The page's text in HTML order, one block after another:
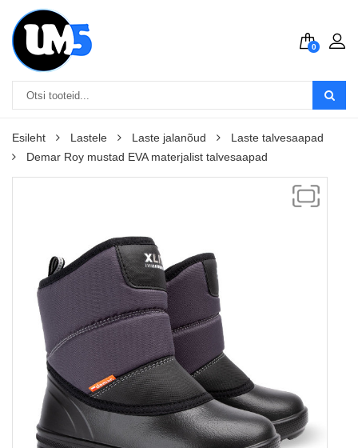
0
Esileht Lastele Laste jalanõud
Laste talvesaapad
Demar Roy mustad EVA materjalist talvesaapad